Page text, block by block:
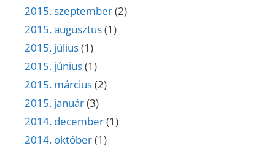
2015. szeptember(2)
2015. augusztus(1)
2015. július(1)
2015. június(1)
2015. március(2)
2015. január(3)
2014. december(1)
2014. október(1)